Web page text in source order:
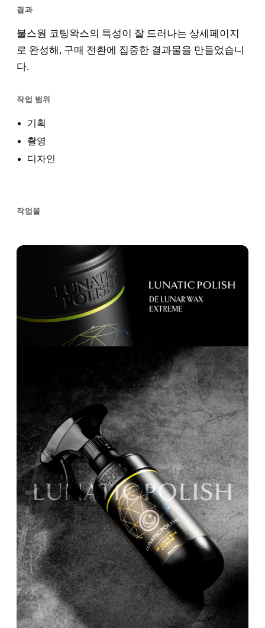
결과
불스원 코팅왁스의 특성이 잘 드러나는 상세페이지
로 완성해, 구매 전환에 집중한 결과물을 만들었습니
다.
작업 범위
기획
촬영
디자인
작업물